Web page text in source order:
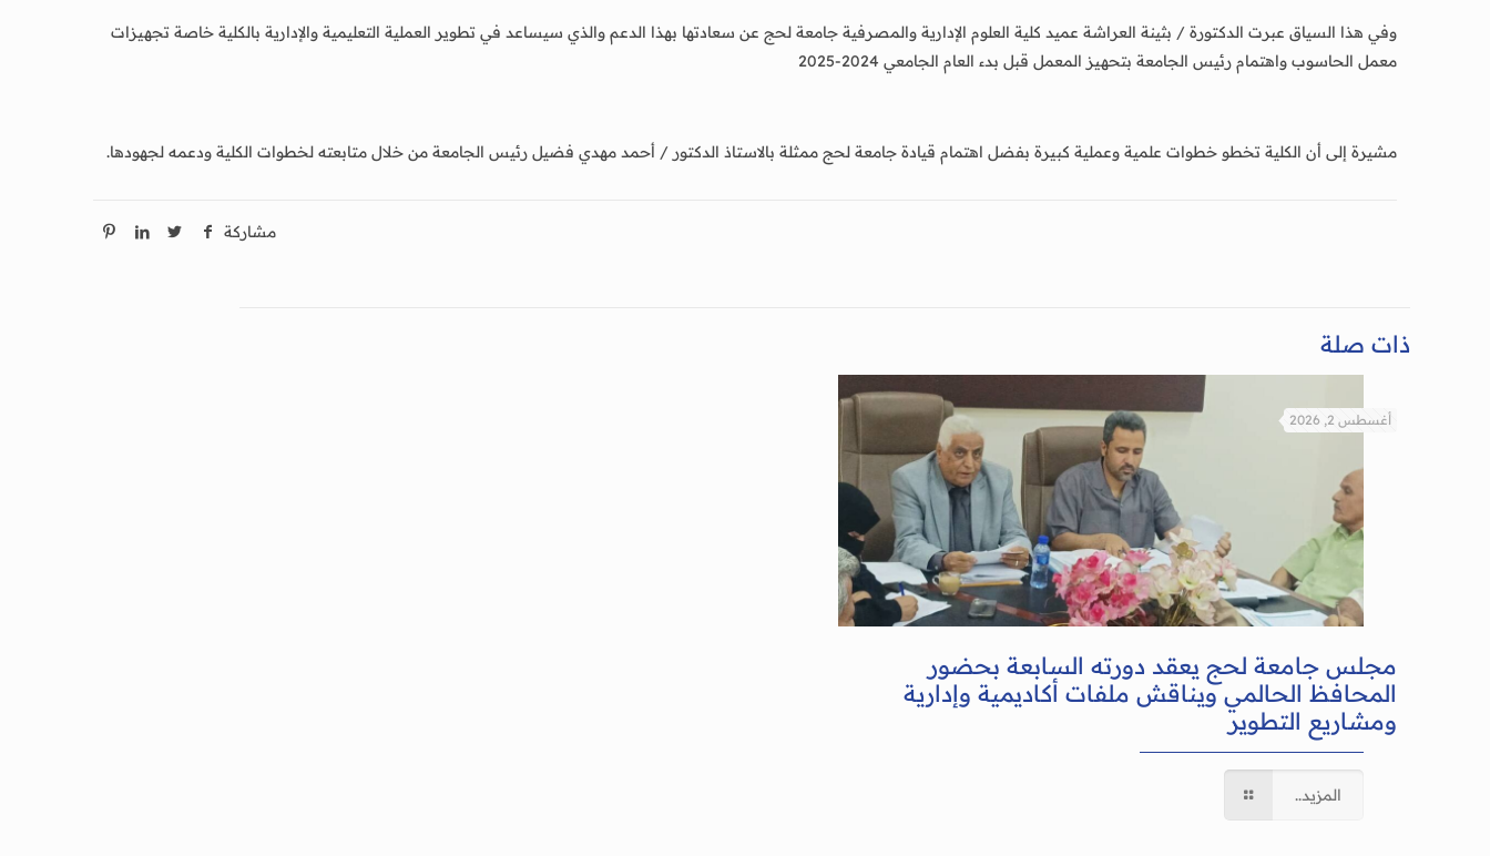
وفي هذا السياق عبرت الدكتورة / بثينة العراشة عميد كلية العلوم الإدارية والمصرفية جامعة لحج عن سعادتها بهذا الدعم والذي سيساعد في تطوير العملية التعليمية والإدارية بالكلية خاصة تجهيزات
معمل الحاسوب واهتمام رئيس الجامعة بتحهيز المعمل قبل بدء العام الجامعي 2024-2025
مشيرة إلى أن الكلية تخطو خطوات علمية وعملية كبيرة بفضل اهتمام قيادة جامعة لحج ممثلة بالاستاذ الدكتور / أحمد مهدي فضيل رئيس الجامعة من خلال متابعته لخطوات الكلية ودعمه لجهودها.
مشاركة
ذات صلة
أغسطس 2, 2026
مجلس جامعة لحج يعقد دورته السابعة بحضور
المحافظ الحالمي ويناقش ملفات أكاديمية وإدارية
ومشاريع التطوير
المزيد..